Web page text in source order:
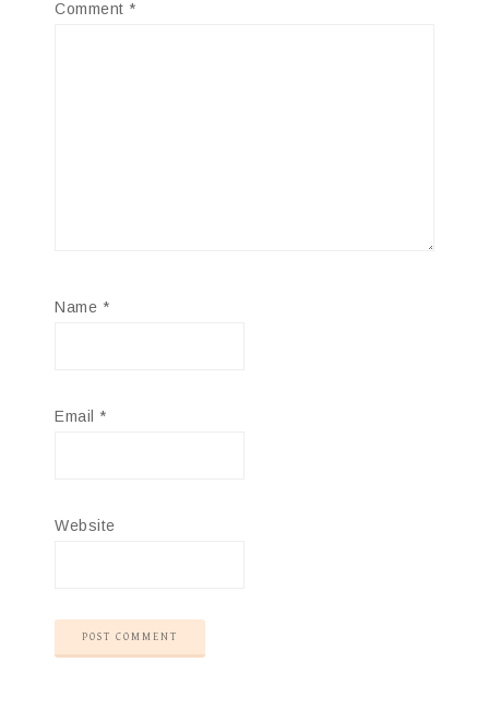
Comment *
Name *
Email *
Website